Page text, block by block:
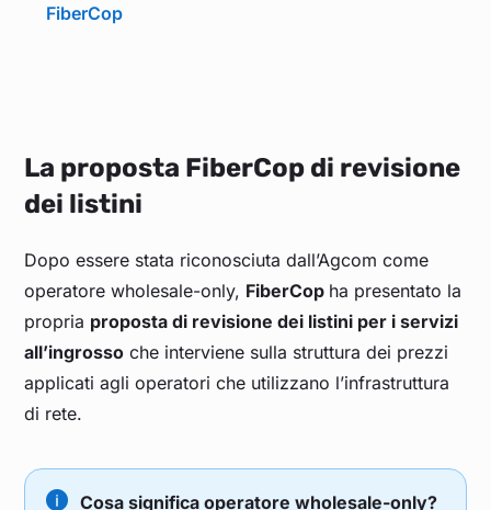
FiberCop
La proposta FiberCop di revisione
dei listini
Dopo essere stata riconosciuta dall’Agcom come
operatore wholesale-only, FiberCop ha presentato la
propria proposta di revisione dei listini per i servizi
all’ingrosso che interviene sulla struttura dei prezzi
applicati agli operatori che utilizzano l’infrastruttura
di rete.
Cosa significa operatore wholesale-only?